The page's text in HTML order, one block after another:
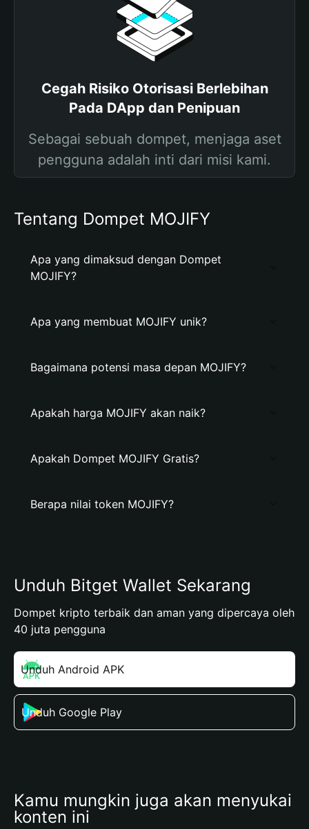
Cegah Risiko Otorisasi Berlebihan
Pada DApp dan Penipuan
Sebagai sebuah dompet, menjaga aset
pengguna adalah inti dari misi kami.
Tentang Dompet MOJIFY
Apa yang dimaksud dengan Dompet
MOJIFY?
Apa yang membuat MOJIFY unik?
Bagaimana potensi masa depan MOJIFY?
Apakah harga MOJIFY akan naik?
Apakah Dompet MOJIFY Gratis?
Berapa nilai token MOJIFY?
Unduh Bitget Wallet Sekarang
Dompet kripto terbaik dan aman yang dipercaya oleh
40 juta pengguna
Unduh Android APK
Unduh Google Play
Kamu mungkin juga akan menyukai
konten ini